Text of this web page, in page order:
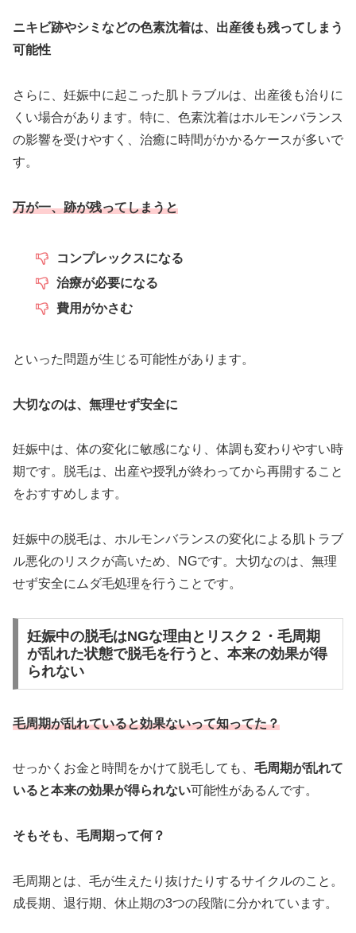
ニキビ跡やシミなどの色素沈着は、出産後も残ってしまう
可能性
さらに、妊娠中に起こった肌トラブルは、出産後も治りに
くい場合があります。特に、色素沈着はホルモンバランス
の影響を受けやすく、治癒に時間がかかるケースが多いで
す。
万が一、跡が残ってしまうと
コンプレックスになる
治療が必要になる
費用がかさむ
といった問題が生じる可能性があります。
大切なのは、無理せず安全に
妊娠中は、体の変化に敏感になり、体調も変わりやすい時
期です。脱毛は、出産や授乳が終わってから再開すること
をおすすめします。
妊娠中の脱毛は、ホルモンバランスの変化による肌トラブ
ル悪化のリスクが高いため、NGです。大切なのは、無理
せず安全にムダ毛処理を行うことです。
妊娠中の脱毛はNGな理由とリスク２・毛周期
が乱れた状態で脱毛を行うと、本来の効果が得
られない
毛周期が乱れていると効果ないって知ってた？
せっかくお金と時間をかけて脱毛しても、 毛周期が乱れて
いると本来の効果が得られない可能性があるんです。
そもそも、毛周期って何？
毛周期とは、毛が生えたり抜けたりするサイクルのこと。
成長期、退行期、休止期の3つの段階に分かれています。